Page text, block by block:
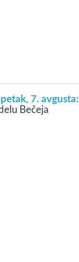
7. avgusta:
Bečeja